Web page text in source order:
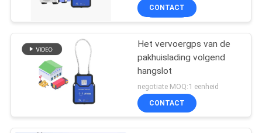
CONTACT
Het vervoergps van de
pakhuislading volgend
hangslot
negotiate MOQ:1 eenheid
CONTACT